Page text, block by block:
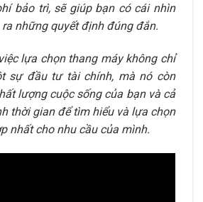
bảo trì, sẽ giúp bạn có cái nhìn
những quyết định đúng đắn.
lựa chọn thang máy không chỉ
sự đầu tư tài chính, mà nó còn
lượng cuộc sống của bạn và cả
thời gian để tìm hiểu và lựa chọn
nhất cho nhu cầu của mình.